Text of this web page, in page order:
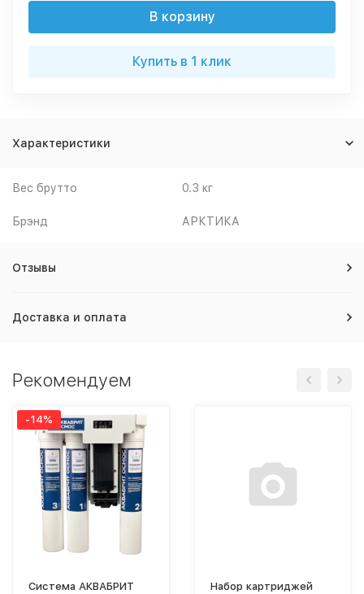
В корзину
Купить в 1 клик
Характеристики
Вес брутто 0.3 кг
Брэнд АРКТИКА
Отзывы
Доставка и оплата
Рекомендуем
-14%
Система АКВАБРИТ
Набор картриджей